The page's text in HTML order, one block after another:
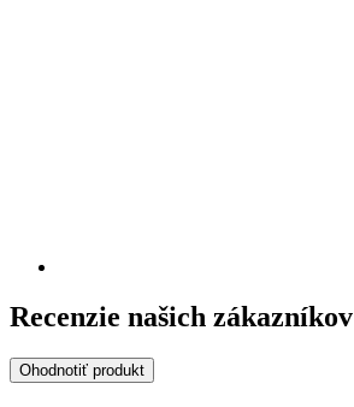
Recenzie našich zákazníkov
Ohodnotiť produkt